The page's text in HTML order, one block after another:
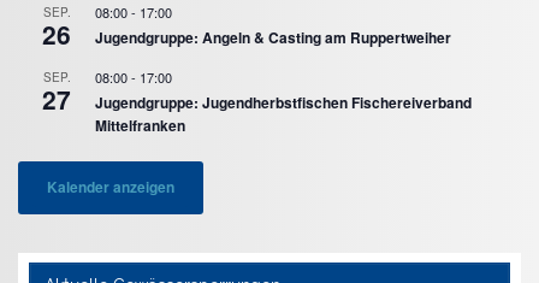
SEP.
26
08:00- 17:00
Jugendgruppe: Angeln & Casting am Ruppertweiher
SEP.
27
08:00- 17:00
Jugendgruppe: Jugendherbstfischen Fischereiverband
Mittelfranken
Kalender anzeigen